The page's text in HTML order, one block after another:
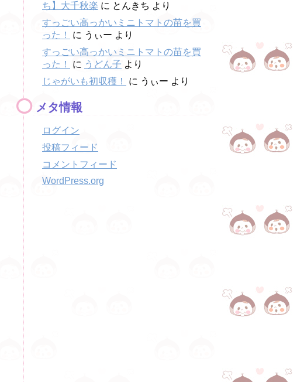
ち】大千秋楽 に とんきち より
すっごい高っかいミニトマトの苗を買
った！
に うぃー より
すっごい高っかいミニトマトの苗を買
った！
に うどん子 より
じゃがいも初収穫！
に うぃー より
メタ情報
ログイン
投稿フィード
コメントフィード
WordPress.org